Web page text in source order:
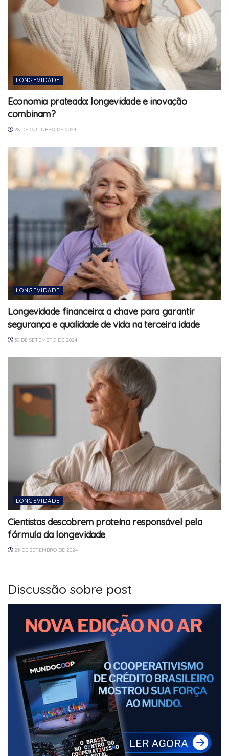
LONGEVIDADE
Economia prateada: longevidade e inovação
combinam?
28 DE OUTUBRO DE 2024
LONGEVIDADE
Longevidade financeira: a chave para garantir
segurança e qualidade de vida na terceira idade
30 DE SETEMBRO DE 2024
LONGEVIDADE
Cientistas descobrem proteína responsável pela
fórmula da longevidade
25 DE SETEMBRO DE 2024
Discussão sobre post